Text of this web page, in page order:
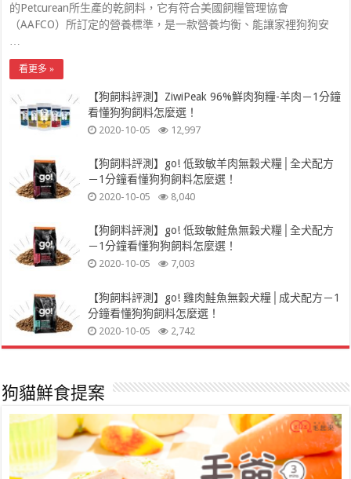
的Petcurean所生產的乾飼料，它有符合美國飼糧管理協會
（AAFCO）所訂定的營養標準，是一款營養均衡、能讓家裡狗狗安
看更多 »
【狗飼料評測】ZiwiPeak 96%鮮肉狗糧-羊肉－1分鐘
看懂狗狗飼料怎麼選！
2020-10-05 12,997
【狗飼料評測】go! 低致敏羊肉無穀犬糧│全犬配方
－1分鐘看懂狗狗飼料怎麼選！
2020-10-05 8,040
【狗飼料評測】go! 低致敏鮭魚無穀犬糧│全犬配方
－1分鐘看懂狗狗飼料怎麼選！
2020-10-05 7,003
【狗飼料評測】go! 雞肉鮭魚無穀犬糧│成犬配方－1
分鐘看懂狗狗飼料怎麼選！
2020-10-05 2,742
狗貓鮮食提案